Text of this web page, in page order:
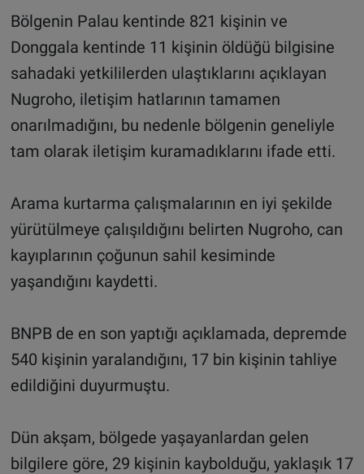
Bölgenin Palau kentinde 821 kişinin ve
Donggala kentinde 11 kişinin öldüğü bilgisine
sahadaki yetkililerden ulaştıklarını açıklayan
Nugroho, iletişim hatlarının tamamen
onarılmadığını, bu nedenle bölgenin geneliyle
tam olarak iletişim kuramadıklarını ifade etti.
Arama kurtarma çalışmalarının en iyi şekilde
yürütülmeye çalışıldığını belirten Nugroho, can
kayıplarının çoğunun sahil kesiminde
yaşandığını kaydetti.
BNPB de en son yaptığı açıklamada, depremde
540 kişinin yaralandığını, 17 bin kişinin tahliye
edildiğini duyurmuştu.
Dün akşam, bölgede yaşayanlardan gelen
bilgilere göre, 29 kişinin kaybolduğu, yaklaşık 17